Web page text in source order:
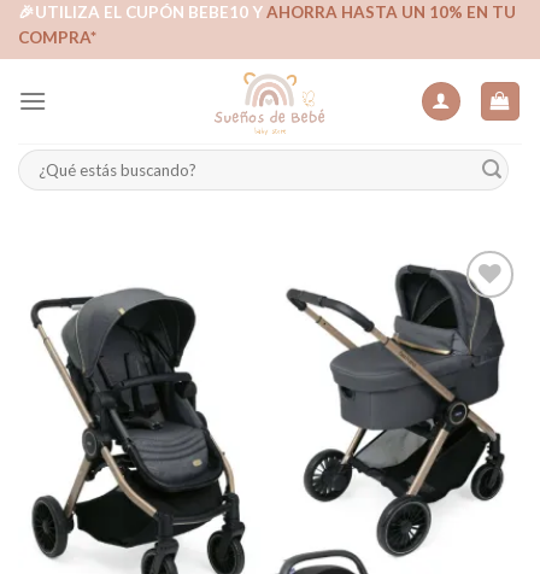
Skip🎉UTILIZA EL CUPÓN BEBE10 YAHORRA HASTA UN 10% EN TU
COMPRA*
Buscar
por:
Añadir
lista de
deseos